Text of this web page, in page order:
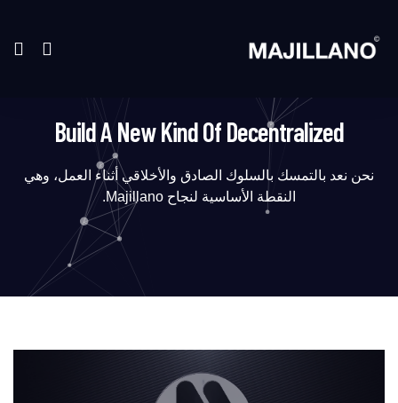
Build A New Kind Of Decentralized
نحن نعد بالتمسك بالسلوك الصادق والأخلاقي أثناء العمل، وهي
النقطة الأساسية لنجاح Majillano.